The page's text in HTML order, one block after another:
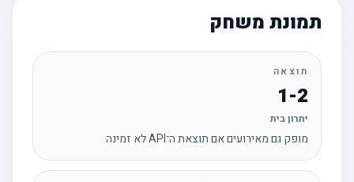
תמונת משחק
תוצאה
1-2
יתרון בית
מופק גם מאירועים אם תוצאת ה־API לא זמינה